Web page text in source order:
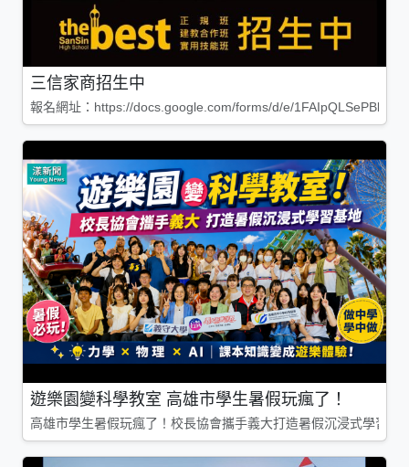
三信家商招生中
報名網址：https://docs.google.com/forms/d/e/
遊樂園變科學教室 高雄市學生暑假玩瘋了！
高雄市學生暑假玩瘋了！校長協會攜手義大打造暑假沉浸式學習基